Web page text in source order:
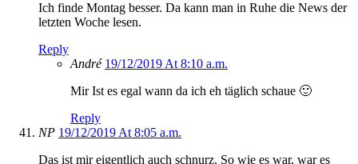
Ich finde Montag besser. Da kann man in Ruhe die News der
letzten Woche lesen.
Reply
André 19/12/2019 At 8:10 a.m.
Mir Ist es egal wann da ich eh täglich schaue 🙂
Reply
NP 19/12/2019 At 8:05 a.m.
Das ist mir eigentlich auch schnurz. So wie es war, war es